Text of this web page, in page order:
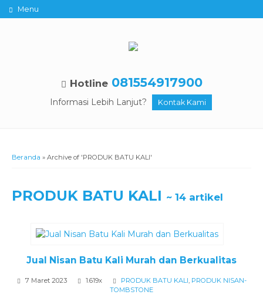
Menu
Hotline 081554917900
Informasi Lebih Lanjut? Kontak Kami
Beranda » Archive of 'PRODUK BATU KALI'
PRODUK BATU KALI ~ 14 artikel
Jual Nisan Batu Kali Murah dan Berkualitas
7 Maret 2023 1.619x PRODUK BATU KALI, PRODUK NISAN-
TOMBSTONE